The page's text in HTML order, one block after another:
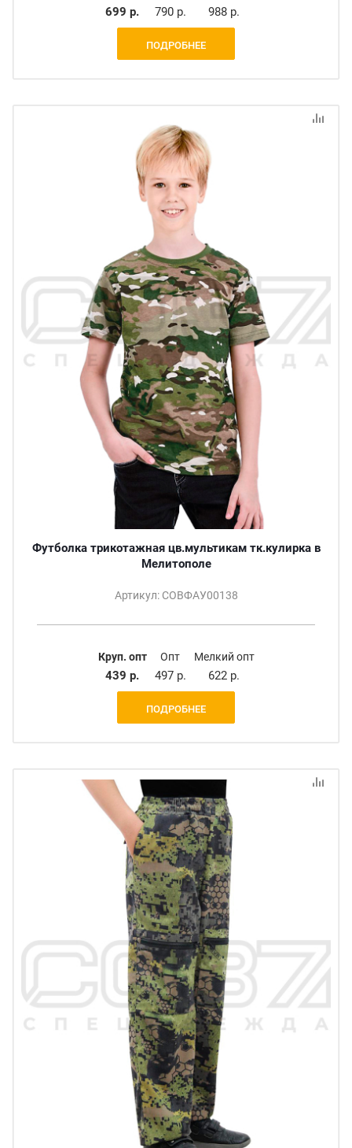
699 р. 790 р. 988 р.
ПОДРОБНЕЕ
Футболка трикотажная цв.мультикам тк.кулирка в
Мелитополе
Артикул: СОВФАУ00138
Круп. опт
439 р.
Опт
497 р.
Мелкий опт
622 р.
ПОДРОБНЕЕ